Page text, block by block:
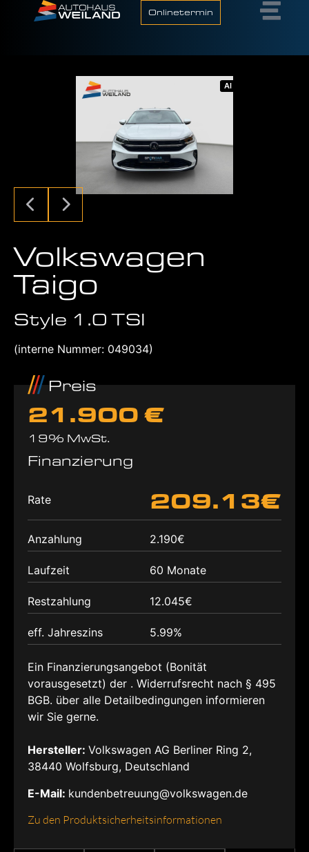
Onlinetermin
AI
Volkswagen
Taigo
Style 1.0 TSI
(interne Nummer: 049034)
Preis
21.900 €
19% MwSt.
Finanzierung
Rate 209.13€
Anzahlung 2.190€
Laufzeit 60 Monate
Restzahlung 12.045€
eff. Jahreszins 5.99%
Ein Finanzierungsangebot (Bonität
vorausgesetzt) der . Widerrufsrecht nach § 495
BGB. über alle Detailbedingungen informieren
wir Sie gerne.
Hersteller: Volkswagen AG Berliner Ring 2,
38440 Wolfsburg, Deutschland
E-Mail: kundenbetreuung@volkswagen.de
Zu den Produktsicherheitsinformationen